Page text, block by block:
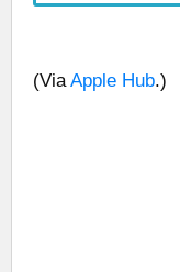
(ViaApple Hub.)